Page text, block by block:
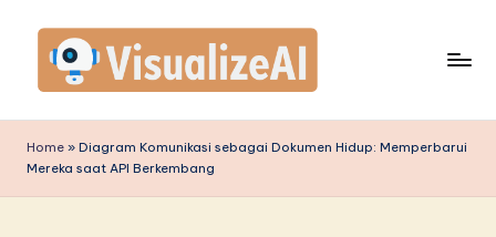
content
is
u
Home » Diagram Komunikasi sebagai Dokumen Hidup: Memperbarui
Mereka saat API Berkembang